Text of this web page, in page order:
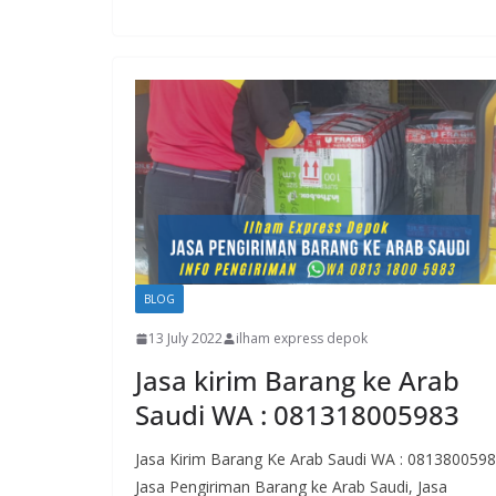
BLOG
13 July 2022 ilham express depok
Jasa kirim Barang ke Arab
Saudi WA : 081318005983
Jasa Kirim Barang Ke Arab Saudi WA :
Jasa Pengiriman Barang ke Arab Saudi, Jasa